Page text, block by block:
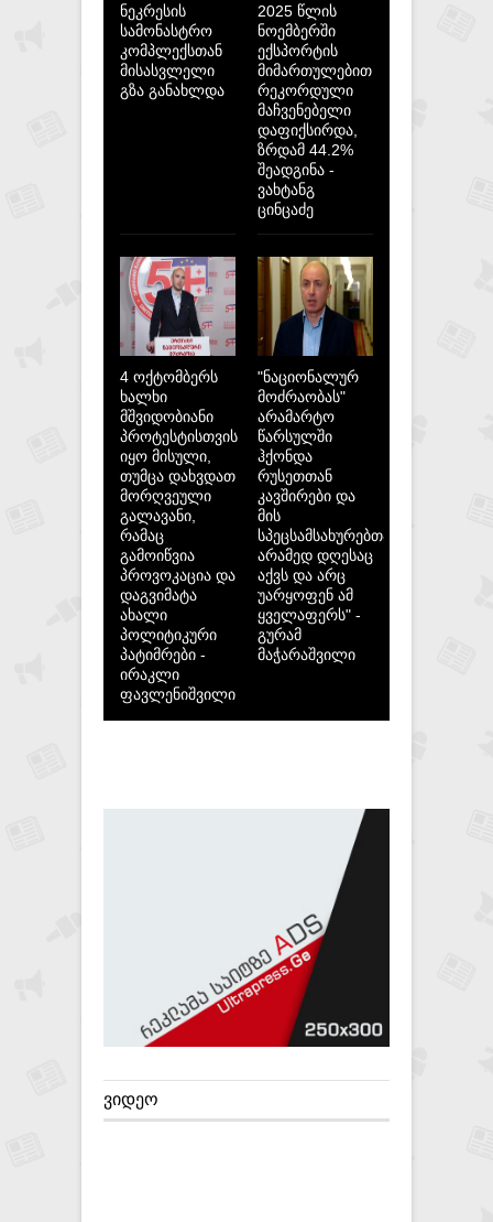
ნეკრესის
სამონასტრო
კომპლექსთან
მისასვლელი
გზა განახლდა
2025 წლის
ნოემბერში
ექსპორტის
მიმართულებით
რეკორდული
მაჩვენებელი
დაფიქსირდა,
ზრდამ 44.2%
შეადგინა -
ვახტანგ
ცინცაძე
4 ოქტომბერს
ხალხი
მშვიდობიანი
პროტესტისთვის
იყო მისული,
თუმცა დახვდათ
მორღვეული
გალავანი,
რამაც
გამოიწვია
პროვოკაცია და
დაგვიმატა
ახალი
პოლიტიკური
პატიმრები -
ირაკლი
ფავლენიშვილი
"ნაციონალურ
მოძრაობას"
არამარტო
წარსულში
ჰქონდა
რუსეთთან
კავშირები და
მის
სპეცსამსახურებთან,
არამედ დღესაც
აქვს და არც
უარყოფენ ამ
ყველაფერს" -
გურამ
მაჭარაშვილი
ᲕᲘᲓᲔᲝ